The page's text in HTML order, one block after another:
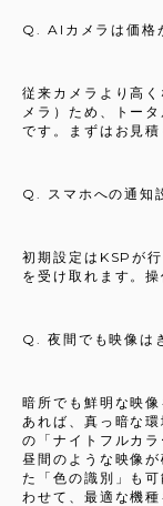
Q. AIカメラは価格
従来カメラより高
メラ）ため、トー
です。まずはお見積
Q. スマホへの通知
初期設定はKSPが
を受け取れます。
Q. 夜間でも映像は
暗所でも鮮明な映
あれば、真っ暗な
の「ナイトフルカ
昼間のような映像
た「色の識別」も
わせて、最適な機